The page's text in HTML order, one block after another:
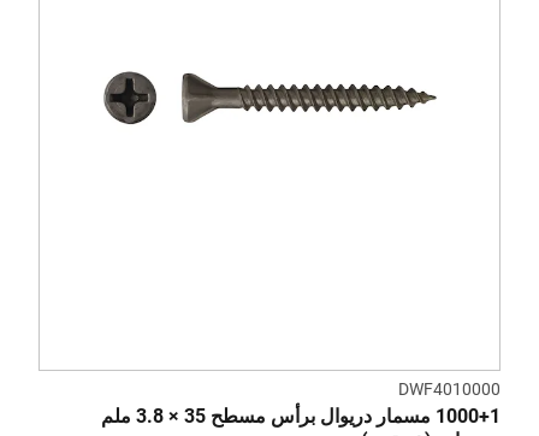
DWF4010000
1000+1 مسمار دريوال برأس مسطح 35 × 3.8 ملم